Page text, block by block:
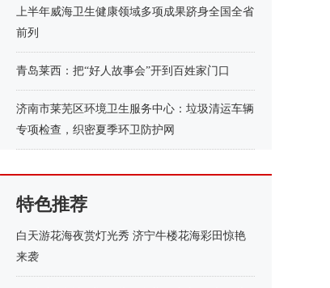
上半年威海卫生健康领域多项成果跻身全国全省
前列
青岛莱西：把“好人故事会”开到百姓家门口
济南市莱芜区环境卫生服务中心：垃圾清运车辆
专项检查，织密夏季环卫防护网
特色推荐
白天游花海夜赏灯光秀 济宁牛楼花海彩田惊艳
来袭